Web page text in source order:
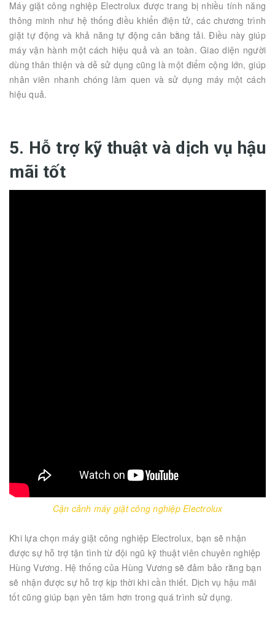
Máy giặt công nghiệp Electrolux được trang bị nhiều tính năng
thông minh như hệ thống điều khiển điện tử, các chương trình
giặt tự động và khả năng tự động cân bằng tải. Điều này giúp
máy vận hành một cách hiệu quả và an toàn. Giao diện người
dùng thân thiện và dễ sử dụng cũng là một điểm cộng lớn, giúp
nhân viên nhanh chóng làm quen và sử dụng máy một cách
hiệu quả.
5. Hỗ trợ kỹ thuật và dịch vụ hậu
mãi tốt
Cận cảnh máy giặt công nghiệp Electrolux
Khi lựa chọn máy giặt công nghiệp Electrolux, bạn sẽ nhận
được sự hỗ trợ tận tình từ đội ngũ kỹ thuật viên chuyên nghiệp
Hùng Vương. Hệ thống của Hùng Vương sẽ đảm bảo rằng bạn
sẽ nhận được sự hỗ trợ kịp thời khi cần thiết. Dịch vụ hậu mãi
tốt cũng giúp bạn yên tâm hơn trong quá trình sử dụng.